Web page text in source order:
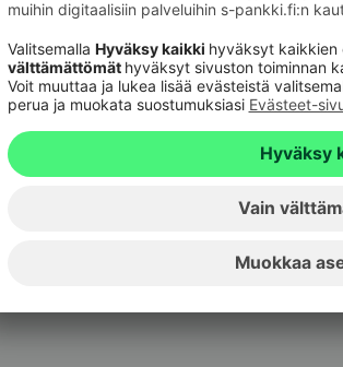
Pankkitunnusten
sulkupalvelu 24h
09 6964 6820(pvm/mpm)
Korttien sulkupalvelu 24h